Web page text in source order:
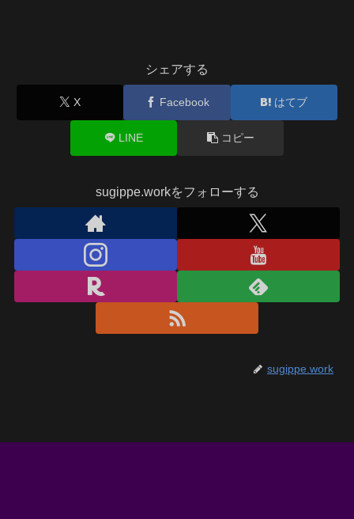
シェアする
X Facebook はてブ
LINE コピー
sugippe.workをフォローする
sugippe.work